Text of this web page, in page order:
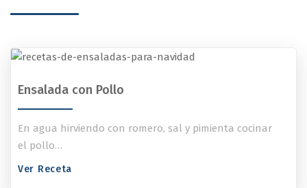
Ensalada con Pollo
En agua hirviendo con romero, sal y pimienta cocinar
el pollo…
Ver Receta